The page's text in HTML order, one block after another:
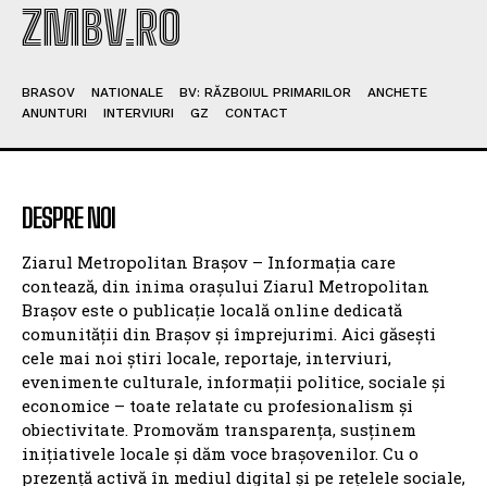
ZMBV.RO
BRASOV NATIONALE BV: RĂZBOIUL PRIMARILOR
ANCHETE
ANUNTURI
INTERVIURI GZ CONTACT
DESPRE NOI
Ziarul Metropolitan Brașov – Informația care
contează, din inima orașului Ziarul Metropolitan
Brașov este o publicație locală online dedicată
comunității din Brașov și împrejurimi. Aici găsești
cele mai noi știri locale, reportaje, interviuri,
evenimente culturale, informații politice, sociale și
economice – toate relatate cu profesionalism și
obiectivitate. Promovăm transparența, susținem
inițiativele locale și dăm voce brașovenilor. Cu o
prezență activă în mediul digital și pe rețelele sociale,